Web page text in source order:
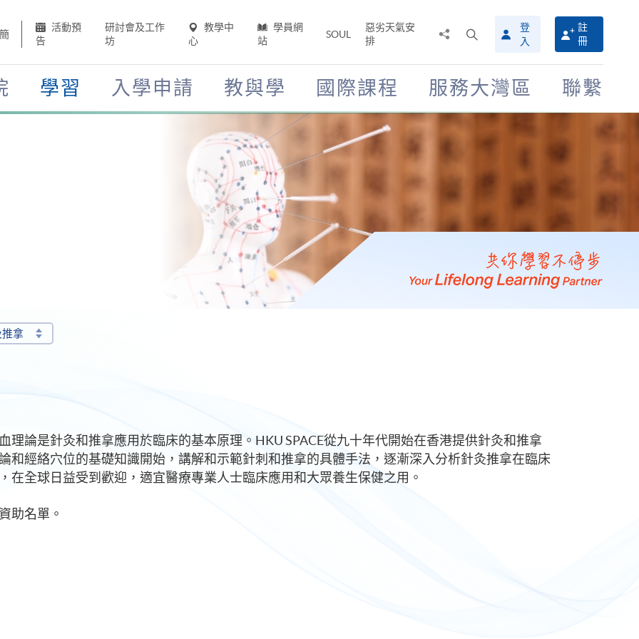
簡
活動預
告
研討會及工作
坊
教學中
心
學員網
站
SOUL
惡劣天氣安
排
搜
尋
介
面
登
入
註
冊
學習 入學申請 教與學 國際課程 服務大灣區 聯繫
拿
理論是針灸和推拿應用於臨床的基本原理。HKU SPACE從九十年代開始在香港提供針灸和推拿
和經絡穴位的基礎知識開始，講解和示範針刺和推拿的具體手法，逐漸深入分析針灸推拿在臨床
在全球日益受到歡迎，適宜醫療專業人士臨床應用和大眾養生保健之用。
助名單。